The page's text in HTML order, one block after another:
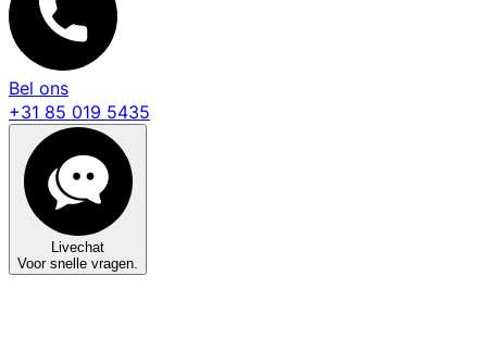
Bel ons
+31 85 019 5435
Livechat
Voor snelle vragen.